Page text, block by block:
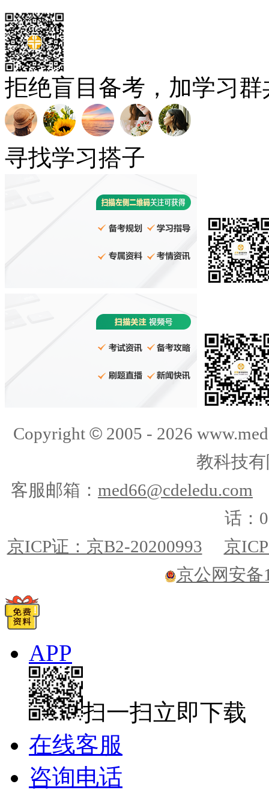
拒绝盲目备考，加学习
寻找学习搭子
Copyright ©2005 - 2026
教科技
客服邮箱： med66@cdeledu.com
话：
京ICP证：京B2-20200993
京
京公网安备
APP
扫一扫立即下载
在线客服
咨询电话